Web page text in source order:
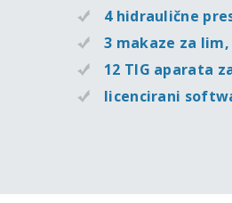
4 hidraulične
3 makaze za lim,
12 TIG aparata
licencirani